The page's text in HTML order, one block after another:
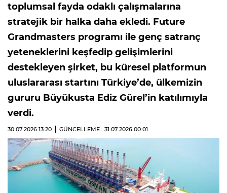
toplumsal fayda odaklı çalışmalarına
stratejik bir halka daha ekledi. Future
Grandmasters programı ile genç satranç
yeteneklerini keşfedip gelişimlerini
destekleyen şirket, bu küresel platformun
uluslararası startını Türkiye’de, ülkemizin
gururu Büyükusta Ediz Gürel’in katılımıyla
verdi.
30.07.2026 13:20 GÜNCELLEME : 31.07.2026 00:01